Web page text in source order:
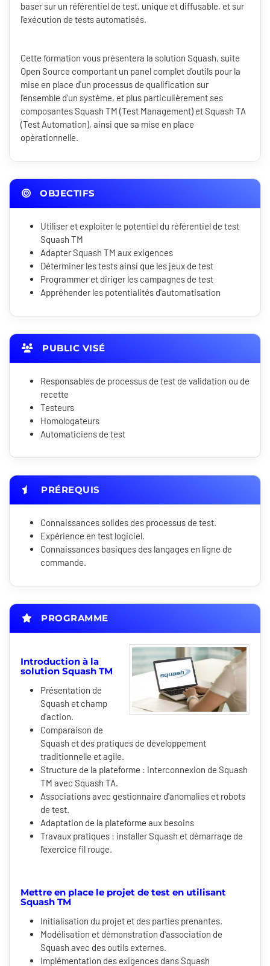
baser sur un référentiel de test, unique et diffusable, et sur
l'exécution de tests automatisés.
Cette formation vous présentera la solution Squash, suite
Open Source comportant un panel complet d'outils pour la
mise en place d'un processus de qualification sur
l'ensemble d'un système, et plus particulièrement ses
composantes Squash TM (Test Management) et Squash TA
(Test Automation), ainsi que sa mise en place
opérationnelle.
OBJECTIFS
Utiliser et exploiter le potentiel du référentiel de test
Squash TM
Adapter Squash TM aux exigences
Déterminer les tests ainsi que les jeux de test
Programmer et diriger les campagnes de test
Appréhender les potentialités d'automatisation
PUBLIC VISÉ
Responsables de processus de test de validation ou de
recette
Testeurs
Homologateurs
Automaticiens de test
PRÉREQUIS
Connaissances solides des processus de test.
Expérience en test logiciel.
Connaissances basiques des langages en ligne de
commande.
PROGRAMME
Introduction à la
solution Squash TM
Présentation de
Squash et champ
d'action.
Comparaison de
Squash et des pratiques de développement
traditionnelle et agile.
Structure de la plateforme : interconnexion de Squash
TM avec Squash TA.
Associations avec gestionnaire d'anomalies et robots
de test.
Adaptation de la plateforme aux besoins
Travaux pratiques : installer Squash et démarrage de
l'exercice fil rouge.
Mettre en place le projet de test en utilisant
Squash TM
Initialisation du projet et des parties prenantes.
Modélisation et démonstration d'association de
Squash avec des outils externes.
Implémentation des exigences dans Squash